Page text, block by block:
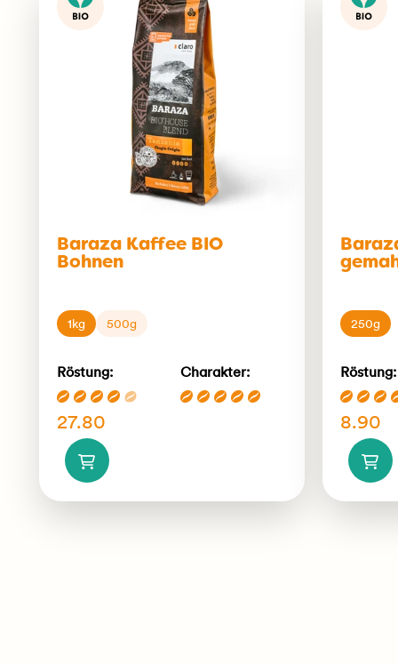
Baraza Kaffee BIO
Bohnen
1kg 500g
Röstung: Charakter:
27.80
250g
Röstung:
8.90